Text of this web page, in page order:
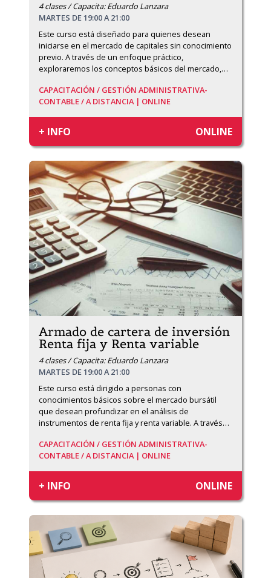
4 clases / Capacita: Eduardo Lanzara
MARTES DE 19:00 A 21:00
Este curso está diseñado para quienes desean
iniciarse en el mercado de capitales sin conocimiento
previo. A través de un enfoque práctico,
exploraremos los conceptos básicos del mercado,…
CAPACITACIÓN / GESTIÓN ADMINISTRATIVA-
CONTABLE /A DISTANCIA | ONLINE
+ INFO ONLINE
Armado de cartera de inversión
Renta fija y Renta variable
4 clases / Capacita: Eduardo Lanzara
MARTES DE 19:00 A 21:00
Este curso está dirigido a personas con
conocimientos básicos sobre el mercado bursátil
que desean profundizar en el análisis de
instrumentos de renta fija y renta variable. A través…
CAPACITACIÓN / GESTIÓN ADMINISTRATIVA-
CONTABLE /A DISTANCIA | ONLINE
+ INFO ONLINE